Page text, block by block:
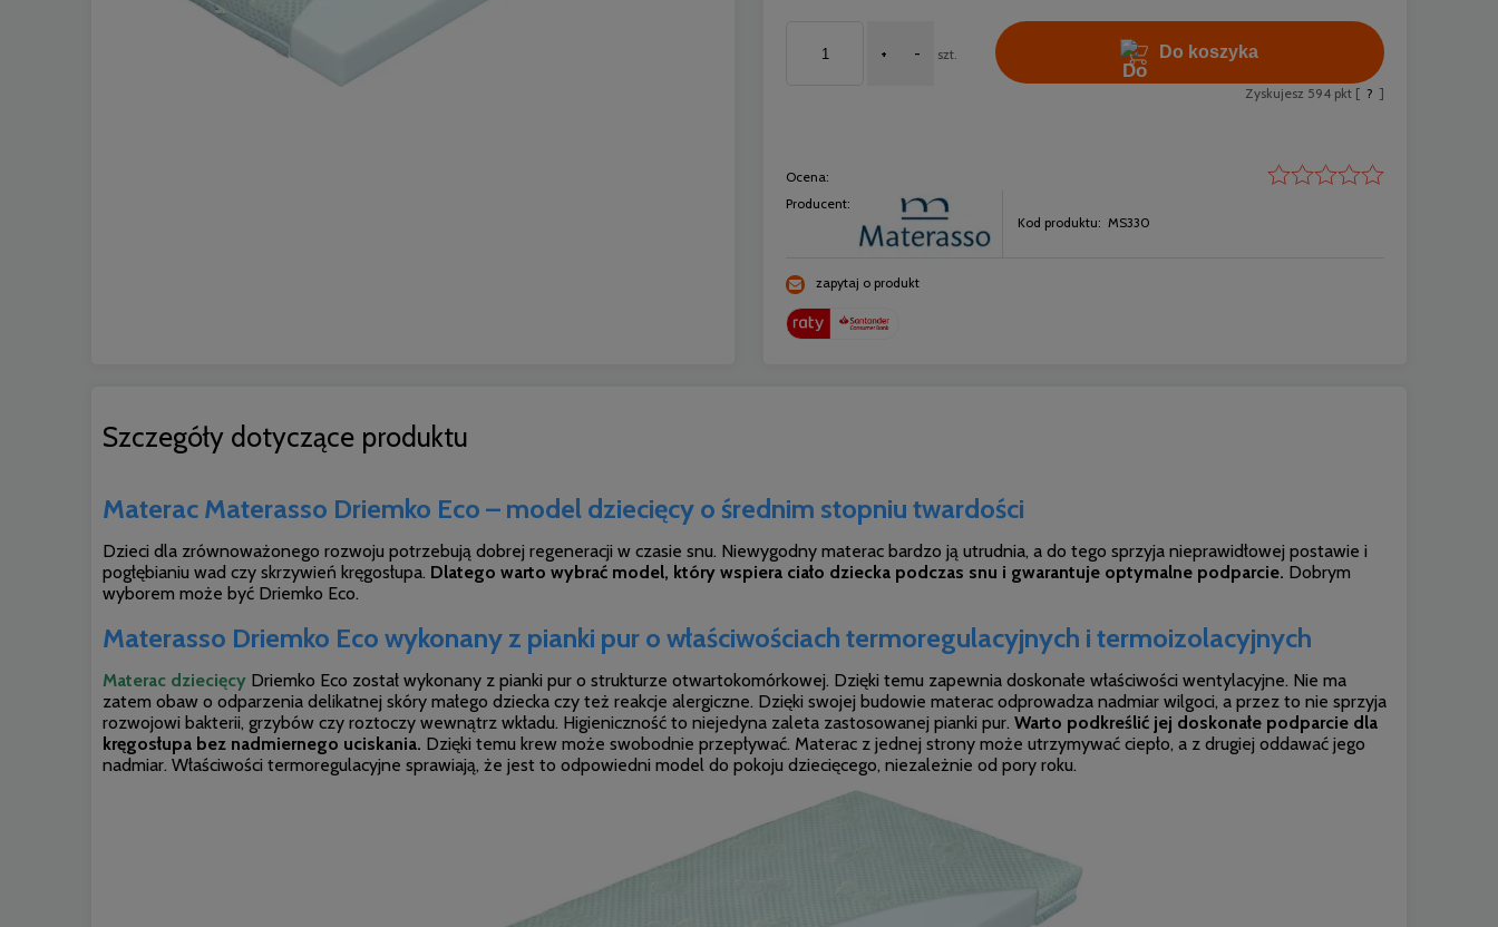
+ - szt. Do koszyka
Zyskujesz 594pkt [ ? ]
Ocena:
Producent:
Kod produktu: MS330
zapytaj o produkt
Szczegóły dotyczące produktu
Materac Materasso Driemko Eco – model dziecięcy o średnim stopniu twardości
Dzieci dla zrównoważonego rozwoju potrzebują dobrej regeneracji w czasie snu. Niewygodny materac bardzo ją utrudnia, a do tego sprzyja nieprawidłowej postawie i
pogłębianiu wad czy skrzywień kręgosłupa. Dlatego warto wybrać model, który wspiera ciało dziecka podczas snu i gwarantuje optymalne podparcie. Dobrym
wyborem może być Driemko Eco.
Materasso Driemko Eco wykonany z pianki pur o właściwościach termoregulacyjnych i termoizolacyjnych
Materac dziecięcy Driemko Eco został wykonany z pianki pur o strukturze otwartokomórkowej. Dzięki temu zapewnia doskonałe właściwości wentylacyjne. Nie ma
zatem obaw o odparzenia delikatnej skóry małego dziecka czy też reakcje alergiczne. Dzięki swojej budowie materac odprowadza nadmiar wilgoci, a przez to nie sprzyja
rozwojowi bakterii, grzybów czy roztoczy wewnątrz wkładu. Higieniczność to niejedyna zaleta zastosowanej pianki pur. Warto podkreślić jej doskonałe podparcie dla
kręgosłupa bez nadmiernego uciskania. Dzięki temu krew może swobodnie przepływać. Materac z jednej strony może utrzymywać ciepło, a z drugiej oddawać jego
nadmiar. Właściwości termoregulacyjne sprawiają, że jest to odpowiedni model do pokoju dziecięcego, niezależnie od pory roku.